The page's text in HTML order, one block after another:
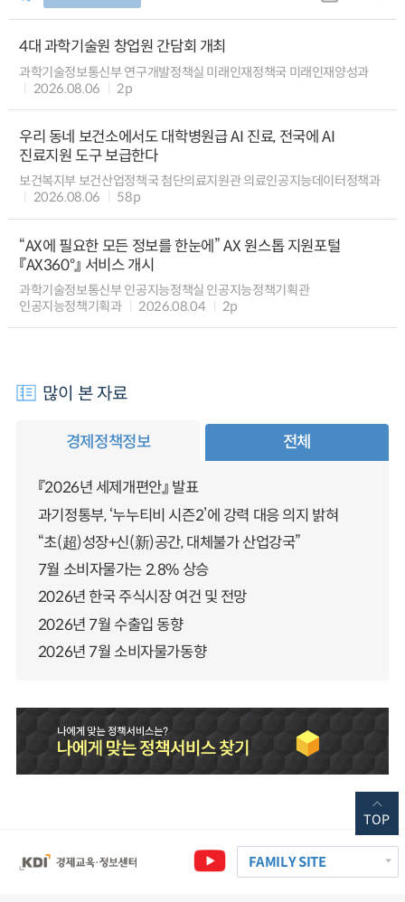
4대 과학기술원 창업원 간담회 개최
과학기술정보통신부 연구개발정책실 미래인재정책국 미래인재양성과
2026.08.06
2p
우리 동네 보건소에서도 대학병원급 AI 진료, 전국에 AI
진료지원 도구 보급한다
보건복지부 보건산업정책국 첨단의료지원관 의료인공지능데이터정책과
2026.08.06
58p
“AX에 필요한 모든 정보를 한눈에” AX 원스톱 지원포털
『AX360°』 서비스 개시
과학기술정보통신부 인공지능정책실 인공지능정책기획관
인공지능정책기획과
2026.08.04 2p
많이 본 자료
경제정책정보 전체
『2026년 세제개편안』 발표
과기정통부, ‘누누티비 시즌2’에 강력 대응 의지 밝혀
“초(超)성장+신(新)공간, 대체불가 산업강국”
7월 소비자물가는 2.8% 상승
2026년 한국 주식시장 여건 및 전망
2026년 7월 수출입 동향
2026년 7월 소비자물가동향
FAMILY SITE
TOP